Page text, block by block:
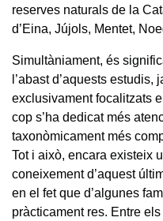
reserves naturals de la
d’Eina, Jújols, Mentet,
Simultàniament, és
l’abast d’aquests
exclusivament focalitzats
cop s’ha dedicat més
taxonòmicament més
Tot i això, encara existeix
coneixement d’aquest
en el fet que d’algunes
pràcticament res. Entre